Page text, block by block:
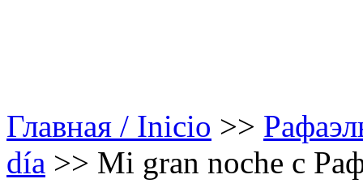
Главная / Inicio >>
día >> Mi gran noche с